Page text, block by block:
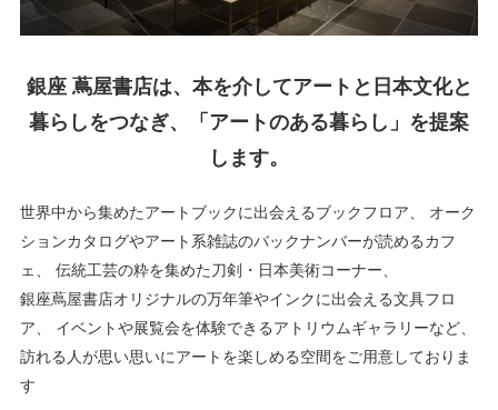
銀座 蔦屋書店は、本を介してアートと日本文化と
暮らしをつなぎ、「アートのある暮らし」を提案
します。
世界中から集めたアートブックに出会えるブックフロア、
オーク
ションカタログやアート系雑誌のバックナンバーが読めるカフ
ェ、
伝統工芸の粋を集めた刀剣・日本美術コーナー、
銀座蔦屋書店オリジナルの万年筆やインクに出会える文具フロ
ア、
イベントや展覧会を体験できるアトリウムギャラリーなど、
訪れる人が思い思いにアートを楽しめる空間をご用意しておりま
す